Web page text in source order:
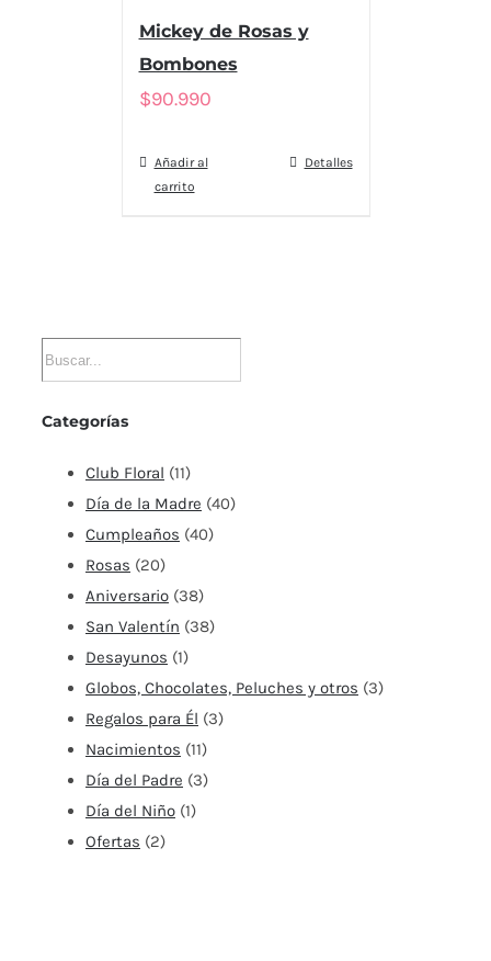
Mickey de Rosas y
Bombones
$90.990
Añadir al
carrito
Detalles
Categorías
Club Floral (11)
Día de la Madre (40)
Cumpleaños (40)
Rosas (20)
Aniversario (38)
San Valentín (38)
Desayunos (1)
Globos, Chocolates, Peluches y otros (3)
Regalos para Él (3)
Nacimientos (11)
Día del Padre (3)
Día del Niño (1)
Ofertas (2)